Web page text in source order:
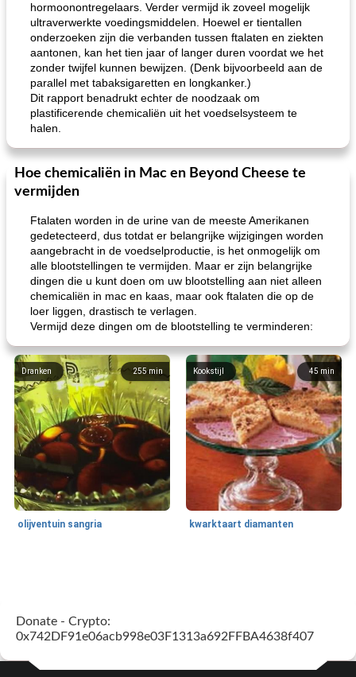
hormoonontregelaars. Verder vermijd ik zoveel mogelijk
ultraverwerkte voedingsmiddelen. Hoewel er tientallen
onderzoeken zijn die verbanden tussen ftalaten en ziekten
aantonen, kan het tien jaar of langer duren voordat we het
zonder twijfel kunnen bewijzen. (Denk bijvoorbeeld aan de
parallel met tabaksigaretten en longkanker.)
Dit rapport benadrukt echter de noodzaak om
plastificerende chemicaliën uit het voedselsysteem te
halen.
Hoe chemicaliën in Mac en Beyond Cheese te
vermijden
Ftalaten worden in de urine van de meeste Amerikanen
gedetecteerd, dus totdat er belangrijke wijzigingen worden
aangebracht in de voedselproductie, is het onmogelijk om
alle blootstellingen te vermijden. Maar er zijn belangrijke
dingen die u kunt doen om uw blootstelling aan niet alleen
chemicaliën in mac en kaas, maar ook ftalaten die op de
loer liggen, drastisch te verlagen.
Vermijd deze dingen om de blootstelling te verminderen:
255min
Dranken
olijventuin sangria
45 min
Kookstijl
kwarktaart diamanten
Donate - Crypto:
0x742DF91e06acb998e03F1313a692FFBA4638f407